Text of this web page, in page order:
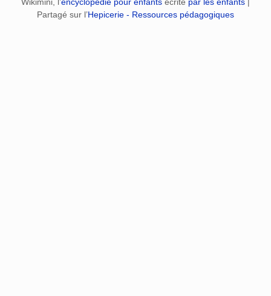
Partagé sur l’Hepicerie - Ressources pédagogiques